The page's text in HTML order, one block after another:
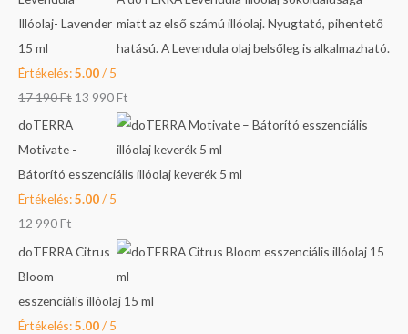
e
t
k
e
ő
r
e
:
Illóolaj- Lavender
15 ml
Értékelés:5.00/ 5
17 190Ft
c
w
a
7
13 990Ft
e
i
1
3
doTERRA
Motivate -
Bátorító esszenciális illóolaj keverék 5 ml
Értékelés:5.00/ 5
12 990Ft
doTERRA Citrus
Bloom
esszenciális illóolaj 15 ml
Értékelés:5.00/ 5
c
w
a
0
e
i
:
8
9
9
F